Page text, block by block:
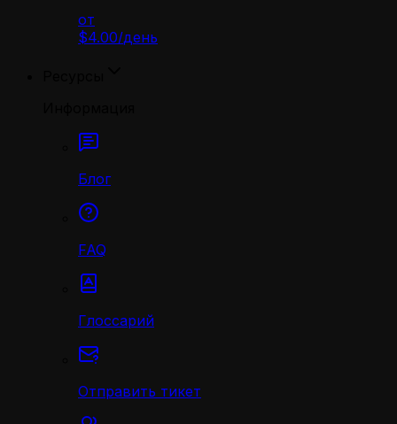
от
$4.00/день
Блог
FAQ
Глоссарий
Отправить тикет